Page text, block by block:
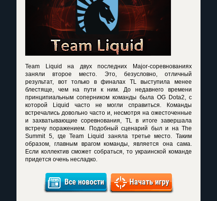
Team Liquid на двух последних Major-соревнованиях
заняли второе место. Это, безусловно, отличный
результат, вот только в финалах TL выступила менее
блестяще, чем на пути к ним. До недавнего времени
принципиальным соперником команды была OG Dota2, с
которой Liquid часто не могли справиться. Команды
встречались довольно часто и, несмотря на ожесточенные
и захватывающие соревнования, TL в итоге завершала
встречу поражением. Подобный сценарий был и на The
Summit 5, где Team Liquid заняла третье место. Таким
образом, главным врагом команды, является она сама.
Если коллектив сможет собраться, то украинской команде
придется очень несладко.
Все новости Начать игру